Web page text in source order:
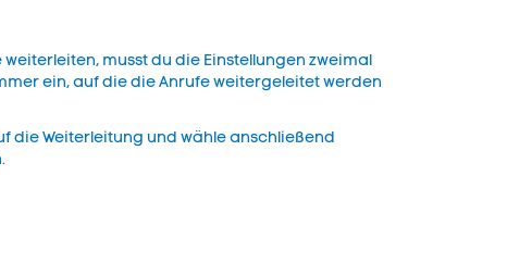
musst du die Einstellungen zweimal
ein, auf die die Anrufe weitergeleitet werden
die Weiterleitung und wähle anschließend